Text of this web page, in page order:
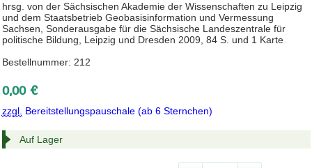
hrsg. von der Sächsischen Akademie der Wissenschaften zu Leipzig
und dem Staatsbetrieb Geobasisinformation und Vermessung
Sachsen, Sonderausgabe für die Sächsische Landeszentrale für
politische Bildung, Leipzig und Dresden 2009, 84 S. und 1 Karte
Bestellnummer: 212
0,00 €
zzgl. Bereitstellungspauschale (ab 6 Sternchen)
Auf Lager